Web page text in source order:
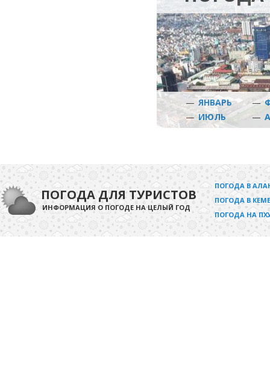
— ЯНВАРЬ —
— ИЮЛЬ —
ПОГОДА ДЛЯ ТУРИСТОВ
ИНФОРМАЦИЯ О ПОГОДЕ НА ЦЕЛЫЙ ГОД
ПОГОДА В
ПОГОДА В
ПОГОДА НА